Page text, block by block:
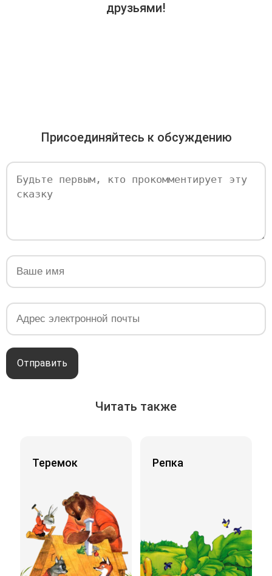
друзьями!
Присоединяйтесь к обсуждению
Отправить
Читать также
Теремок Репка